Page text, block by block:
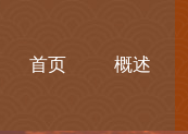
首页 概述